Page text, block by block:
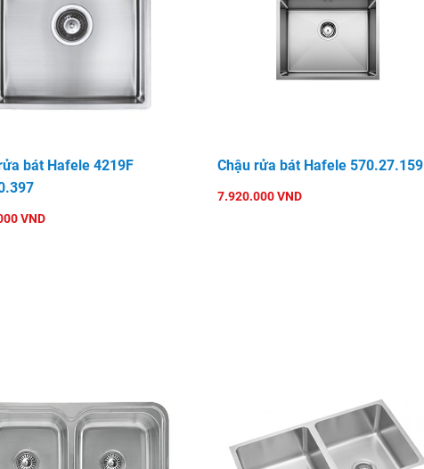
bát Hafele 4219F
VND
Chậu rửa bát Hafele 570.27.159
7.920.000 VND